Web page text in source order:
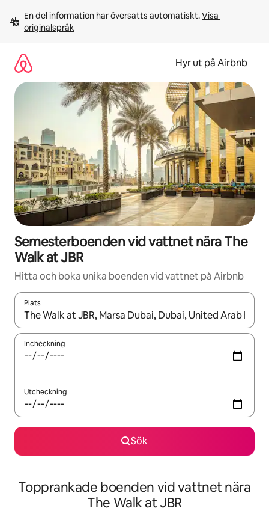
innehåll
En del information har översatts automatiskt. Visa
originalspråk
Hyr ut på Airbnb
Semesterboenden vid vattnet nära The
Walk at JBR
Hitta och boka unika boenden vid vattnet på Airbnb
Plats
När resultaten är tillgängliga kan du navigera med upp- och
Incheckning
Utcheckning
Sök
Topprankade boenden vid vattnet nära
The Walk at JBR